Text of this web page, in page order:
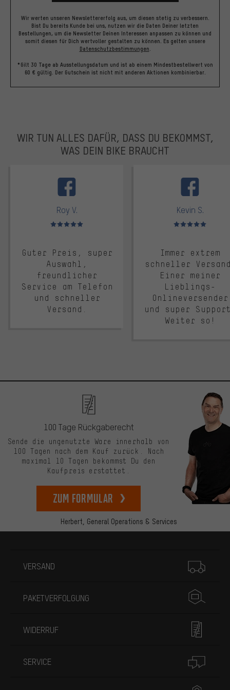
Wir werten unseren Newslettererfolg aus, um diesen stetig zu verbessern.
Bist Du bereits Kunde bei uns, nutzen wir die Daten Deiner letzten
Bestellungen, um die Newsletter Deinen Interessen anpassen zu können und
somit diesen für Dich wertvoller gestalten zu können. Es gelten unsere
Datenschutzbestimmungen.
*Gilt 30 Tage ab Ausstellungsdatum und ist ab einem Mindestbestellwert von
60 € gültig. Der Gutschein ist nicht mit anderen Aktionen kombinierbar.
WIR TUN ALLES DAFÜR, DASS DU BEKOMMST,
WAS DEIN BIKE BRAUCHT
Roy V.
Bewertungen: 5 von 5
Guter Preis, super
Auswahl,
freundlicher
Service am Telefon
und schneller
Versand.
Kevin S.
Bewertungen: 5 von 5
Immer extrem
schneller
Einer meiner
Lieblings-
Onlineversender
und super
Weiter so!
Herbert, General Operations & Services
100 Tage Rückgaberecht
Sende die ungenutzte Ware innerhalb von
100 Tagen nach dem Kauf zurück. Nach
maximal 10 Tagen bekommst Du den
Kaufpreis erstattet.
zum Formular
VERSAND
PAKETVERFOLGUNG
WIDERRUF
SERVICE